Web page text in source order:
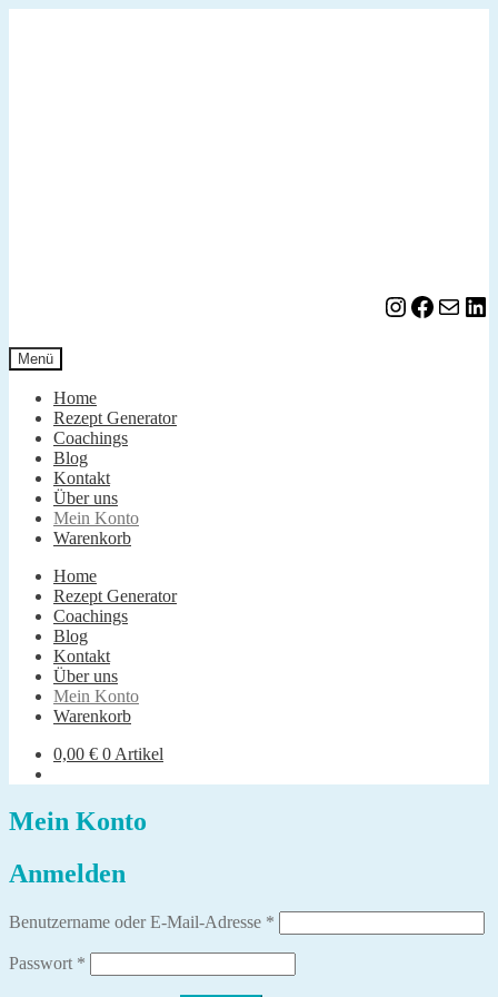
Instagram Facebook E-Mail LinkedIn
Menü
Home
Rezept Generator
Coachings
Blog
Kontakt
Über uns
Mein Konto
Warenkorb
Home
Rezept Generator
Coachings
Blog
Kontakt
Über uns
Mein Konto
Warenkorb
0,00 € 0 Artikel
Mein Konto
Anmelden
Benutzername oder E-Mail-Adresse *
Passwort *